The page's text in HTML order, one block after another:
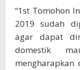
“1st Tomohon
2019 sudah
agar dapat
domestik
mengharapkan